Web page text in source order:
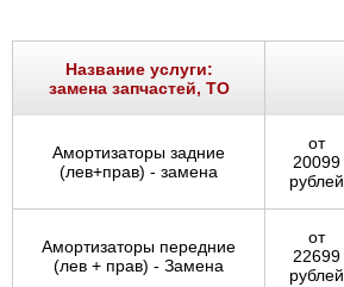
Название услуги:
замена запчастей, ТО
Амортизаторы задние
(лев+прав) - замена
от
20099
рублей
Амортизаторы передние
(лев + прав) - Замена
от
22699
рублей